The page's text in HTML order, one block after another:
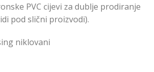
PVC cijevi za dublje prodiranje
pod slični proizvodi).
niklovani